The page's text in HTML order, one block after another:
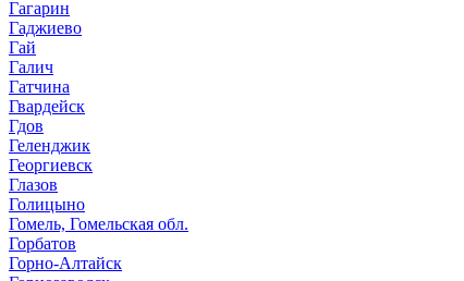
Гагарин
Гаджиево
Гай
Галич
Гатчина
Гвардейск
Гдов
Геленджик
Георгиевск
Глазов
Голицыно
Гомель, Гомельская обл.
Горбатов
Горно-Алтайск